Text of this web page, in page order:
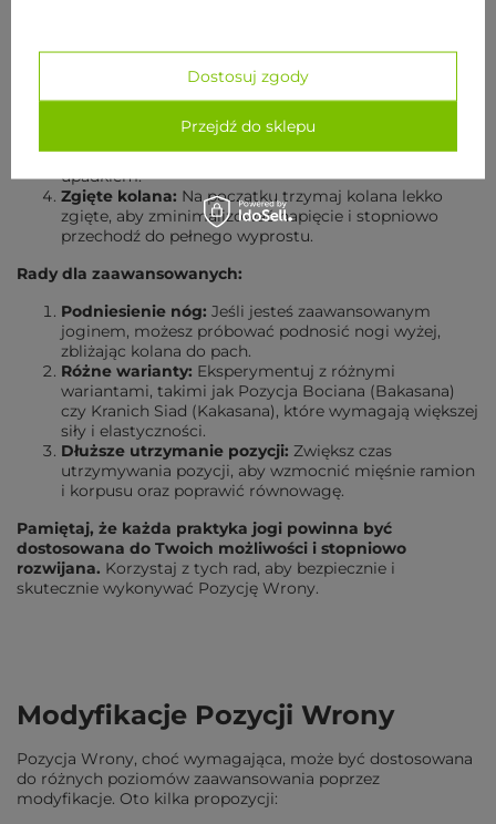
unoszenia ciała.
Skup się na równowadze, stopniowo
przenosząc ciężar ciała na ręce. Na początku można
unosić jedną stopę, a drugą pozostawić na ziemi.
Poduszka lub koc:Podłóż poduszkę lub złożony koc
przed sobą na podłodze, aby zmniejszyć obawy przed
upadkiem.
Zgięte kolana: Na początku trzymaj kolana lekko
zgięte, aby zminimalizować napięcie i stopniowo
przechodź do pełnego wyprostu.
Rady dla zaawansowanych:
Podniesienie nóg: Jeśli jesteś zaawansowanym
joginem, możesz próbować podnosić nogi wyżej,
zbliżając kolana do pach.
Różne warianty: Eksperymentuj z różnymi
wariantami, takimi jak Pozycja Bociana (Bakasana)
czy Kranich Siad (Kakasana), które wymagają większej
siły i elastyczności.
Dłuższe utrzymanie pozycji: Zwiększ czas
utrzymywania pozycji, aby wzmocnić mięśnie ramion
i korpusu oraz poprawić równowagę.
Pamiętaj, że każda praktyka jogi powinna być
dostosowana do Twoich możliwości i stopniowo
rozwijana. Korzystaj z tych rad, aby bezpiecznie i
skutecznie wykonywać Pozycję Wrony.
Modyfikacje Pozycji Wrony
Pozycja Wrony, choć wymagająca, może być dostosowana
do różnych poziomów zaawansowania poprzez
modyfikacje. Oto kilka propozycji:
Dostosuj zgody
Przejdź do sklepu